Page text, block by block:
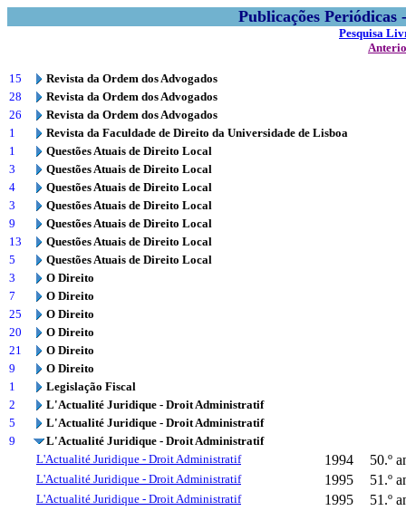
Publicações
Pesquisa
15
Revista da Ordem dos Advogados
28
Revista da Ordem dos Advogados
26
Revista da Ordem dos Advogados
1
Revista da Faculdade de Direito da Universidade de Lisboa
1
Questões Atuais de Direito Local
3
Questões Atuais de Direito Local
4
Questões Atuais de Direito Local
3
Questões Atuais de Direito Local
9
Questões Atuais de Direito Local
13
Questões Atuais de Direito Local
5
Questões Atuais de Direito Local
3
O Direito
7
O Direito
25
O Direito
20
O Direito
21
O Direito
9
O Direito
1
Legislação Fiscal
2
L'Actualité Juridique - Droit Administratif
5
L'Actualité Juridique - Droit Administratif
9
L'Actualité Juridique - Droit Administratif
L'Actualité Juridique - Droit Administratif
1994 50.º
L'Actualité Juridique - Droit Administratif 1995 51.º
L'Actualité Juridique - Droit Administratif 1995 51.º